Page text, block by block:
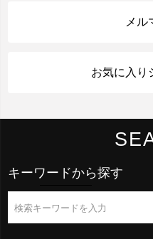
メル
お気に入り
キーワードから探す